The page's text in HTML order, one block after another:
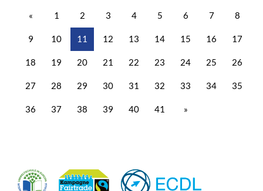
« 1 2 3 4 5 6 7 8
9 10 11 12 13 14 15 16 17
18 19 20 21 22 23 24 25 26
27 28 29 30 31 32 33 34 35
36 37 38 39 40 41 »